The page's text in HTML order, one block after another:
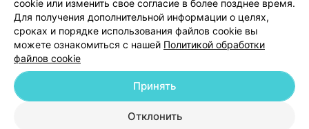
Добавить компанию
cookie или изменить свое согласие в более позднее время.
Для получения дополнительной информации о целях,
сроках и порядке использования файлов cookie вы
можете ознакомиться с нашей Политикой обработки
файлов cookie
Отклонить
Принять